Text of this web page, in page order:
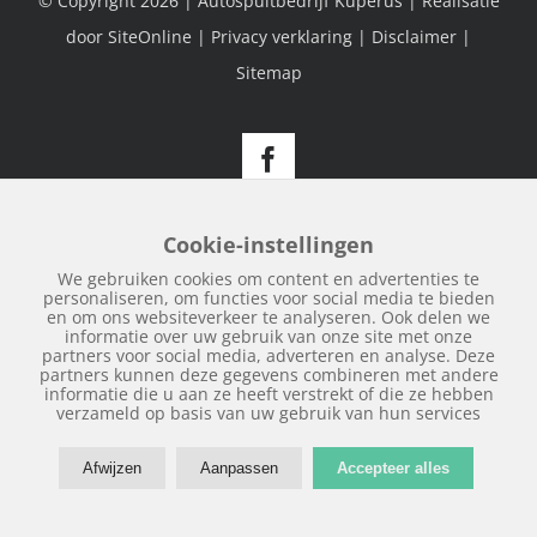
door SiteOnline | Privacy verklaring | Disclaimer |
Sitemap
Facebook
Cookie-instellingen
We gebruiken cookies om content en advertenties te
personaliseren, om functies voor social media te bieden
en om ons websiteverkeer te analyseren. Ook delen we
informatie over uw gebruik van onze site met onze
partners voor social media, adverteren en analyse. Deze
partners kunnen deze gegevens combineren met andere
informatie die u aan ze heeft verstrekt of die ze hebben
verzameld op basis van uw gebruik van hun services
Afwijzen Aanpassen Accepteer alles